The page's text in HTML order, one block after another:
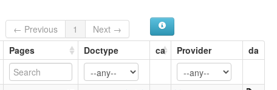
Tiniguas
Tiniwa
lexvo:
Tinigua [en]
Tinigua language [en]
multitree:
← Previous 1
Next →
Pages Doctype ca Provider da